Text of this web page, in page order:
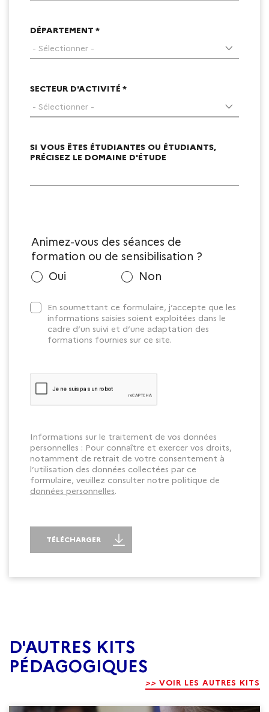
DÉPARTEMENT *
SECTEUR D'ACTIVITÉ *
SI VOUS ÊTES ÉTUDIANTES OU ÉTUDIANTS,
PRÉCISEZ LE DOMAINE D'ÉTUDE
Animez-vous des séances de
formation ou de sensibilisation ?
Oui
Non
En soumettant ce formulaire, j’accepte que les
informations saisies soient exploitées dans le
cadre d’un suivi et d’une adaptation des
formations fournies sur ce site.
Informations sur le traitement de vos données
personnelles : Pour connaître et exercer vos droits,
notamment de retrait de votre consentement à
l’utilisation des données collectées par ce
formulaire, veuillez consulter notre politique de
données personnelles.
TÉLÉCHARGER
D'AUTRES KITS
PÉDAGOGIQUES
>> VOIR LES AUTRES KITS